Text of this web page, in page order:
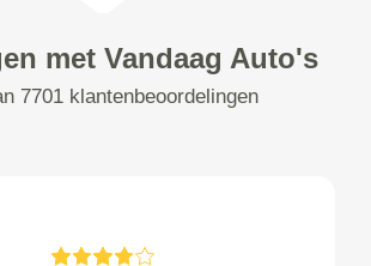
met Vandaag Auto's
7701 klantenbeoordelingen